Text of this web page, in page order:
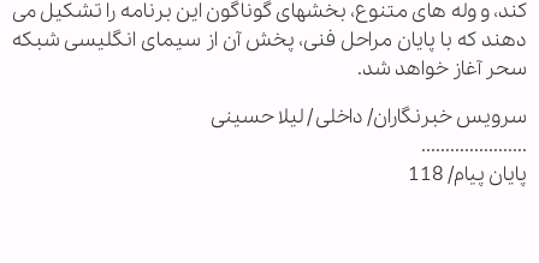
کند، و وله های متنوع، بخشهای گوناگون این برنامه را تشکیل می
دهند که با پایان مراحل فنی، پخش آن از سیمای انگلیسی شبکه
سحر آغاز خواهد شد.
سرویس خبرنگاران/ داخلی / لیلا حسینی
......................
پایان پیام/ 118